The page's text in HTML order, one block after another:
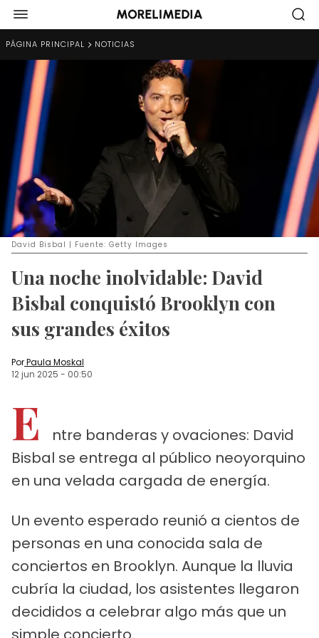
PÁGINA PRINCIPAL NOTICIAS
David Bisbal | Fuente: Getty Images
Una noche inolvidable: David
Bisbal conquistó Brooklyn con
sus grandes éxitos
PorPaula Moskal
12 jun 2025 - 00:50
E
ntre banderas y ovaciones: David
Bisbal se entrega al público neoyorquino
en una velada cargada de energía.
Un evento esperado reunió a cientos de
personas en una conocida sala de
conciertos en Brooklyn. Aunque la lluvia
cubría la ciudad, los asistentes llegaron
decididos a celebrar algo más que un